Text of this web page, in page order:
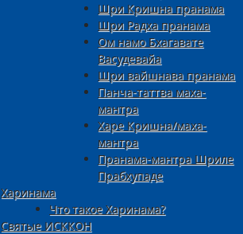
Шри Кришна пранама
Шри Радха пранама
Ом намо Бхагавате
Васудевайа
Шри вайшнава пранама
Панча-таттва маха-
мантра
Харе Кришна/маха-
мантра
Пранама-мантра Шриле
Прабхупаде
Харинама
Что такое Харинама?
Святые ИСККОН